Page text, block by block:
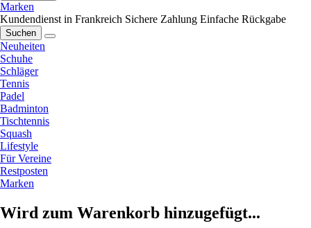
Marken
Kundendienst in Frankreich Sichere Zahlung Einfache Rückgabe
Suchen
Neuheiten
Schuhe
Schläger
Tennis
Padel
Badminton
Tischtennis
Squash
Lifestyle
Für Vereine
Restposten
Marken
Wird zum Warenkorb hinzugefügt...